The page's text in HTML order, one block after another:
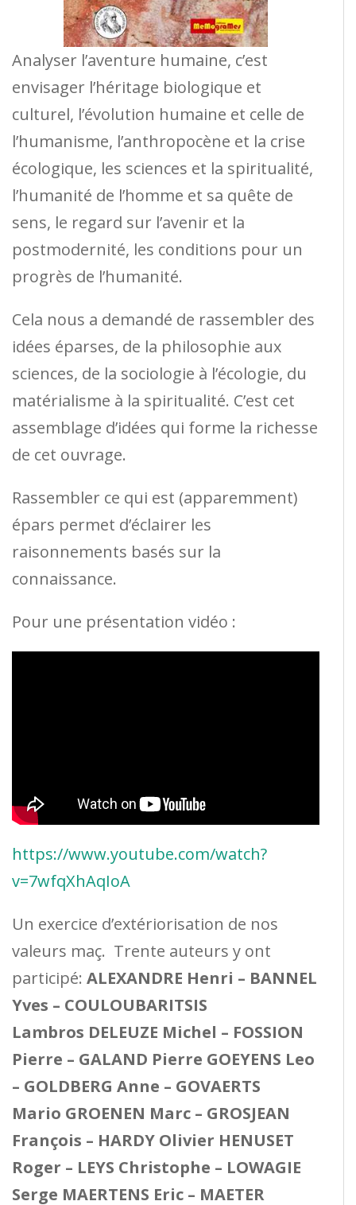
Analyser l’aventure humaine, c’est
envisager l’héritage biologique et
culturel, l’évolution humaine et celle de
l’humanisme, l’anthropocène et la crise
écologique, les sciences et la spiritualité,
l’humanité de l’homme et sa quête de
sens, le regard sur l’avenir et la
postmodernité, les conditions pour un
progrès de l’humanité.
Cela nous a demandé de rassembler des
idées éparses, de la philosophie aux
sciences, de la sociologie à l’écologie, du
matérialisme à la spiritualité. C’est cet
assemblage d’idées qui forme la richesse
de cet ouvrage.
Rassembler ce qui est (apparemment)
épars permet d’éclairer les
raisonnements basés sur la
connaissance.
Pour une présentation vidéo :
https://www.youtube.com/watch?
v=7wfqXhAqIoA
Un exercice d’extériorisation de nos
valeurs maç. Trente auteurs y ont
participé: ALEXANDRE Henri – BANNEL
Yves – COULOUBARITSIS
Lambros DELEUZE Michel – FOSSION
Pierre – GALAND Pierre GOEYENS Leo
– GOLDBERG Anne – GOVAERTS
Mario GROENEN Marc – GROSJEAN
François – HARDY Olivier HENUSET
Roger – LEYS Christophe – LOWAGIE
Serge MAERTENS Eric – MAETER